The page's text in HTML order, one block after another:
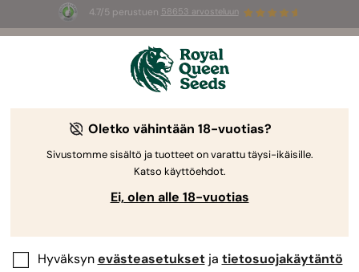
4.7/5 perustuen 58653 arvosteluun
-Rajoitettu erikoistarjous
3d 2h 22m 45s
Kannabiksen kasvatusopas Royal Queen Seedsiltä
Kasvatusopas Aihehaku
Oletko vähintään 18-vuotias?
Sivustomme sisältö ja tuotteet on varattu täysi-ikäisille.
Katso käyttöehdot.
Ei, olen alle 18-vuotias
Hyväksynevästeasetuksetja tietosuojakäytäntö